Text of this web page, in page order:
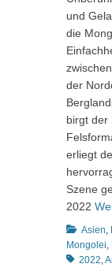
und
die
der
birgt der
erliegt
Szene
2022
Kategorien
Asien,
Mongolei,
2022,